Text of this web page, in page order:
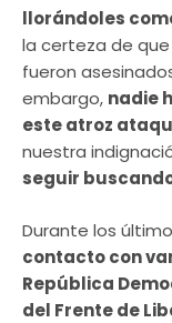
llorándoles
la certeza de
fueron
embargo, nadie
este atroz
nuestra
seguir
Durante los
contacto con
República
del Frente de